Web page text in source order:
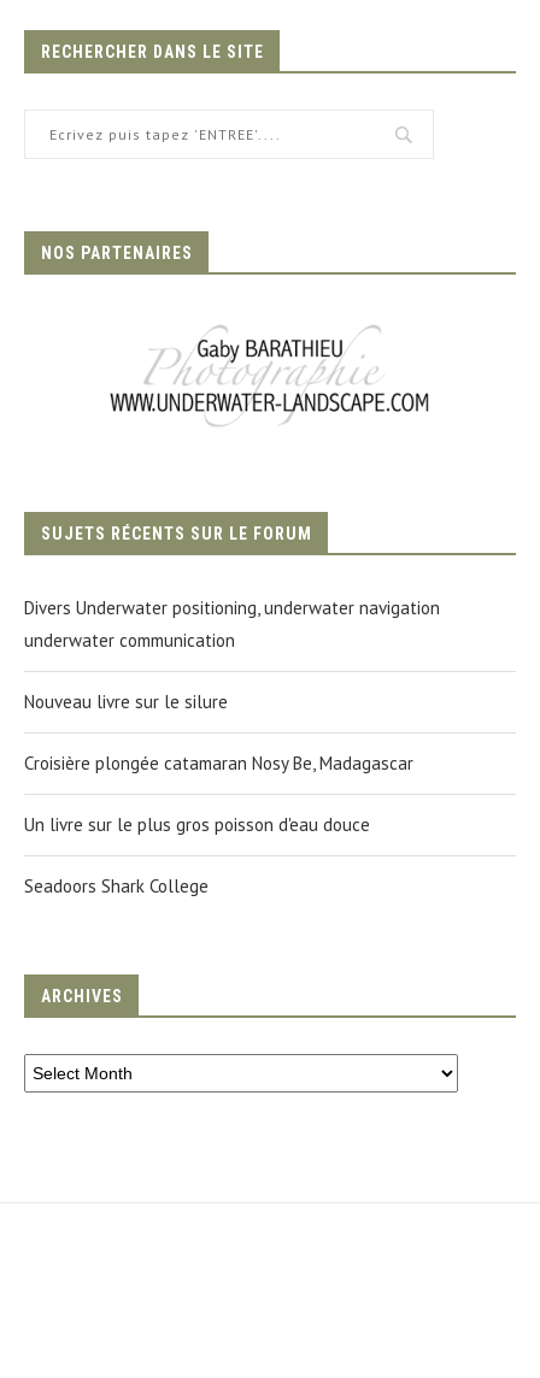
RECHERCHER DANS LE SITE
NOS PARTENAIRES
SUJETS RÉCENTS SUR LE FORUM
Divers Underwater positioning, underwater navigation
underwater communication
Nouveau livre sur le silure
Croisière plongée catamaran Nosy Be, Madagascar
Un livre sur le plus gros poisson d'eau douce
Seadoors Shark College
ARCHIVES